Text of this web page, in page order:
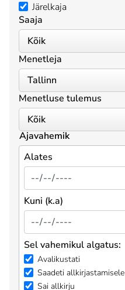
Järelkaja
Saaja
Menetleja
Menetluse tulemus
Ajavahemik
Alates
Kuni (k.a)
Sel vahemikul algatus:
Avalikustati
Saadeti allkirjastamisele
Sai allkirju